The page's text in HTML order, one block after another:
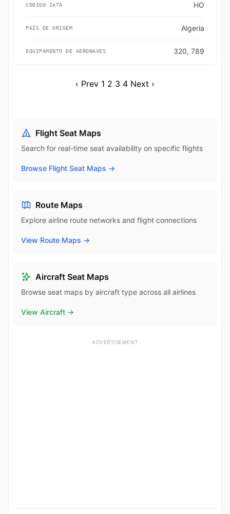
CÓDIGO IATA HO
PAÍS DE ORIGEM Algeria
EQUIPAMENTO DE AERONAVES 320, 789
‹ Prev 1 2 3 4 Next ›
Flight Seat Maps
Search for real-time seat availability on specific flights
Browse Flight Seat Maps →
Route Maps
Explore airline route networks and flight connections
View Route Maps →
Aircraft Seat Maps
Browse seat maps by aircraft type across all airlines
View Aircraft →
ADVERTISEMENT